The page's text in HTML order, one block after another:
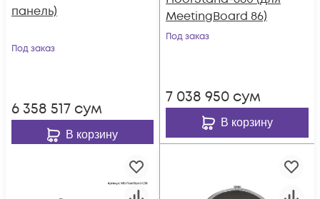
панель)
Под заказ
6 358 517 сум
В корзину
MeetingBoard 86)
Под заказ
7 038 950 сум
В корзину